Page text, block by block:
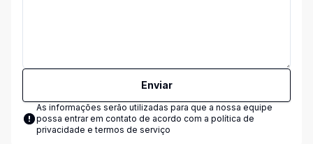
Enviar
As informações serão utilizadas para que a nossa equipe
possa entrar em contato de acordo com a política de
privacidade e termos de serviço